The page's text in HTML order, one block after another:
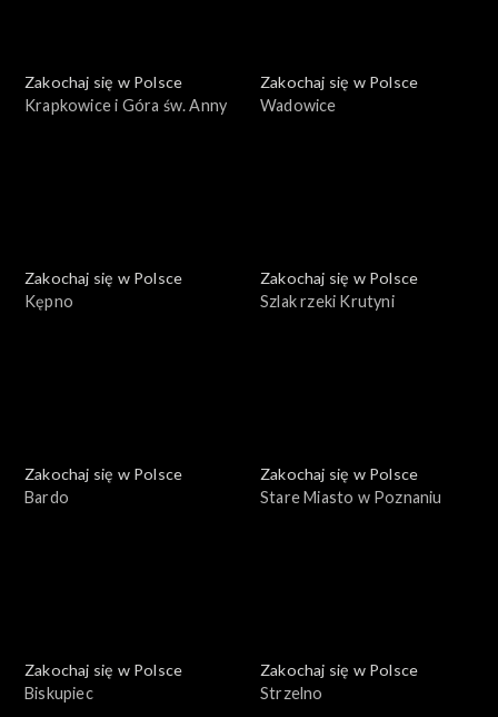
Zakochaj się w Polsce
Krapkowice i Góra św. Anny
Zakochaj się w Polsce
Wadowice
Zakochaj się w Polsce
Kępno
Zakochaj się w Polsce
Szlak rzeki Krutyni
Zakochaj się w Polsce
Bardo
Zakochaj się w Polsce
Stare Miasto w Poznaniu
Zakochaj się w Polsce
Biskupiec
Zakochaj się w Polsce
Strzelno